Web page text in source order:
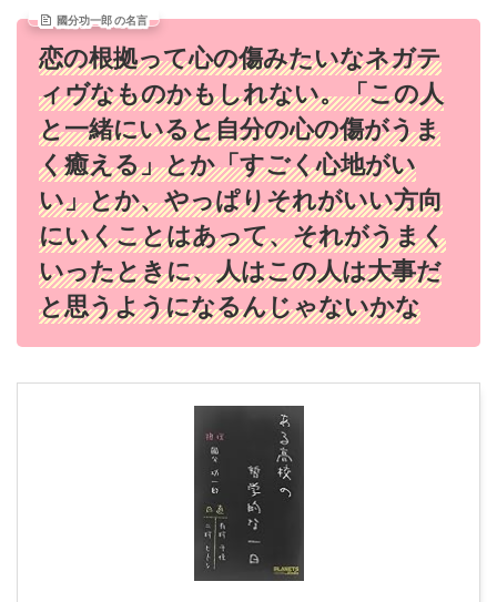
國分功一郎 の名言
恋の根拠って心の傷みたいなネガテ
ィヴなものかもしれない。「この人
と一緒にいると自分の心の傷がうま
く癒える」とか「すごく心地がい
い」とか、やっぱりそれがいい方向
にいくことはあって、それがうまく
いったときに、人はこの人は大事だ
と思うようになるんじゃないかな